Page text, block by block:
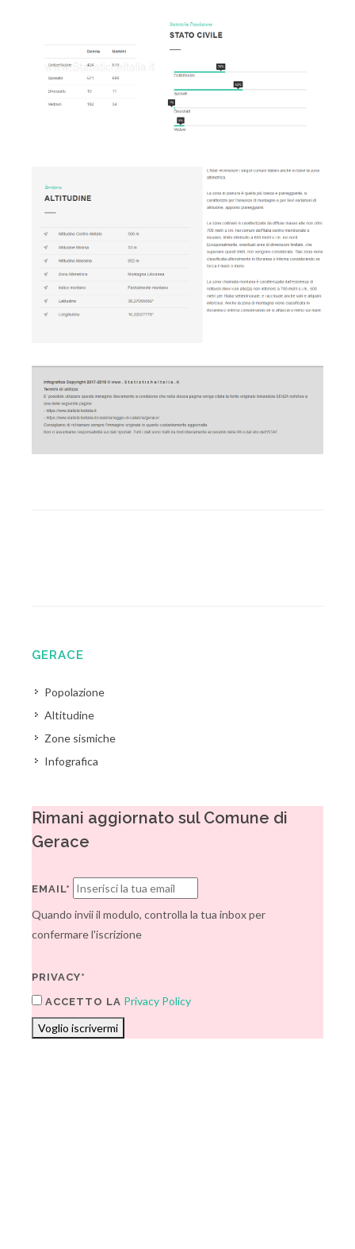
GERACE
Popolazione
Altitudine
Zone sismiche
Infografica
Rimani aggiornato sul Comune di
Gerace
EMAIL*
Quando invii il modulo, controlla la tua inbox per
confermare l'iscrizione
PRIVACY*
ACCETTO LA Privacy Policy
Voglio iscrivermi